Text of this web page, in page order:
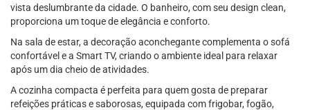
vista deslumbrante da cidade. O banheiro, com seu design clean,
proporciona um toque de elegância e conforto.
Na sala de estar, a decoração aconchegante complementa o sofá
confortável e a Smart TV, criando o ambiente ideal para relaxar
após um dia cheio de atividades.
A cozinha compacta é perfeita para quem gosta de preparar
refeições práticas e saborosas, equipada com frigobar, fogão,